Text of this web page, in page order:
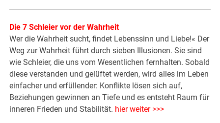
Die 7 Schleier vor der Wahrheit
Wer die Wahrheit sucht, findet Lebenssinn und Liebe!« Der
Weg zur Wahrheit führt durch sieben Illusionen. Sie sind
wie Schleier, die uns vom Wesentlichen fernhalten. Sobald
diese verstanden und gelüftet werden, wird alles im Leben
einfacher und erfüllender: Konflikte lösen sich auf,
Beziehungen gewinnen an Tiefe und es entsteht Raum für
inneren Frieden und Stabilität. hier weiter >>>